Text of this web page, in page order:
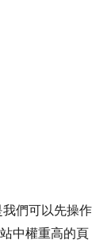
們可以先操作
中權重高的頁